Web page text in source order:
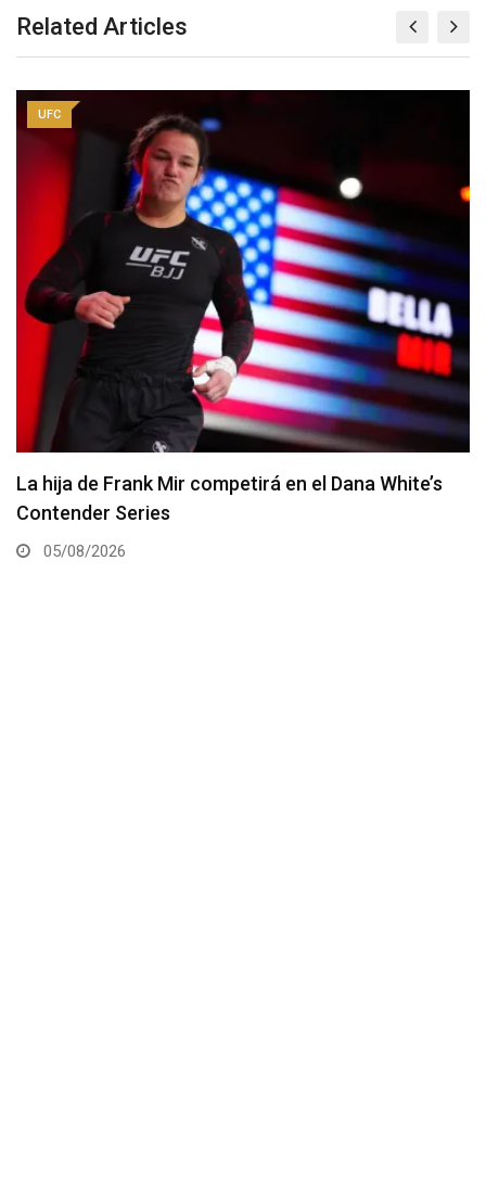
Related Articles
UFC
Joshua Van vs. Alexandre Pantoja 2 será la pelea
estelar del UFC 331
05/08/2026